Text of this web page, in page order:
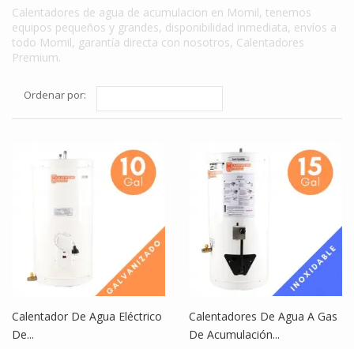
Calentadores de agua de acumulacion en Momil, tenemos
equipos pequeños y grandes, disponibilidad inmediata, envíos a
todo Momil, garantía directa con nosotros, Calentadores
Premium.
Ordenar por:
Calentador De Agua Eléctrico
De...
Calentadores De Agua A Gas
De Acumulación...